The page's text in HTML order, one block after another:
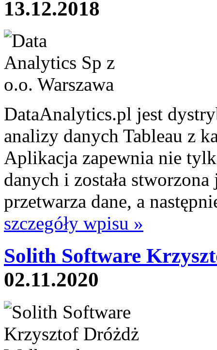
13.12.2018
DataAnalytics.pl jest
analizy danych Tableau z
Aplikacja zapewnia nie
danych i została
przetwarza dane, a
szczegóły wpisu »
Solith Software
02.11.2020